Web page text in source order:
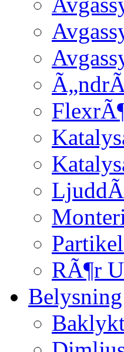
RÃ¶r
Belysning